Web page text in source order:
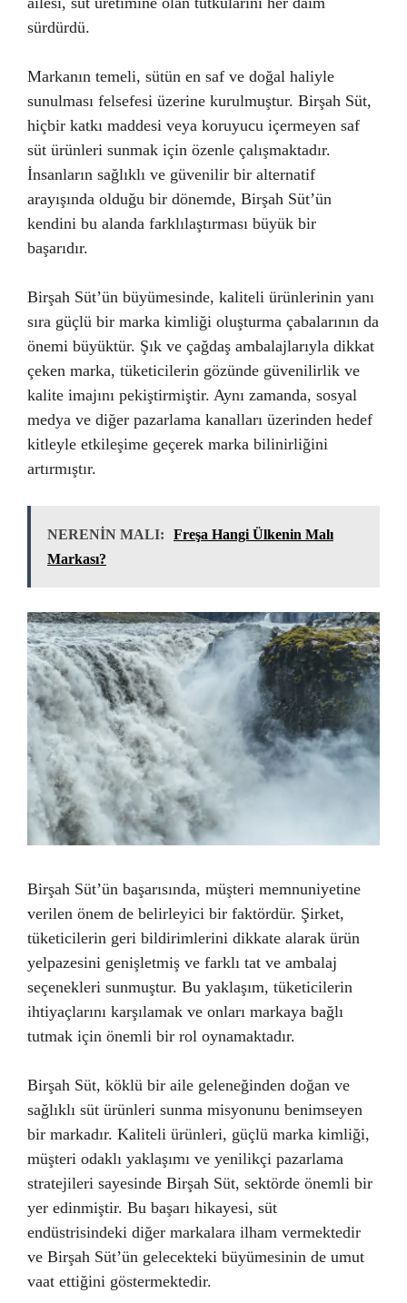
sürdürdü.
Markanın temeli, sütün en saf ve doğal haliyle
sunulması felsefesi üzerine kurulmuştur. Birşah Süt,
hiçbir katkı maddesi veya koruyucu içermeyen saf
süt ürünleri sunmak için özenle çalışmaktadır.
İnsanların sağlıklı ve güvenilir bir alternatif
arayışında olduğu bir dönemde, Birşah Süt’ün
kendini bu alanda farklılaştırması büyük bir
başarıdır.
Birşah Süt’ün büyümesinde, kaliteli ürünlerinin yanı
sıra güçlü bir marka kimliği oluşturma çabalarının da
önemi büyüktür. Şık ve çağdaş ambalajlarıyla dikkat
çeken marka, tüketicilerin gözünde güvenilirlik ve
kalite imajını pekiştirmiştir. Aynı zamanda, sosyal
medya ve diğer pazarlama kanalları üzerinden hedef
kitleyle etkileşime geçerek marka bilinirliğini
artırmıştır.
NERENİN MALI:
Freşa Hangi Ülkenin Malı
Markası?
Birşah Süt’ün başarısında, müşteri memnuniyetine
verilen önem de belirleyici bir faktördür. Şirket,
tüketicilerin geri bildirimlerini dikkate alarak ürün
yelpazesini genişletmiş ve farklı tat ve ambalaj
seçenekleri sunmuştur. Bu yaklaşım, tüketicilerin
ihtiyaçlarını karşılamak ve onları markaya bağlı
tutmak için önemli bir rol oynamaktadır.
Birşah Süt, köklü bir aile geleneğinden doğan ve
sağlıklı süt ürünleri sunma misyonunu benimseyen
bir markadır. Kaliteli ürünleri, güçlü marka kimliği,
müşteri odaklı yaklaşımı ve yenilikçi pazarlama
stratejileri sayesinde Birşah Süt, sektörde önemli bir
yer edinmiştir. Bu başarı hikayesi, süt
endüstrisindeki diğer markalara ilham vermektedir
ve Birşah Süt’ün gelecekteki büyümesinin de umut
vaat ettiğini göstermektedir.